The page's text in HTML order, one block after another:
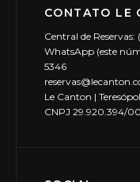
CONTATO LE
Central de Reservas:
WhatsApp (este
5346
Le Canton |
CNPJ 29.920.394/